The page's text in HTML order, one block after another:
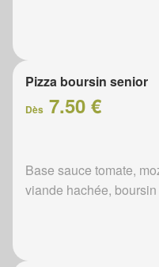
Pizza boursin senior
Dès 7.50 €
Base sauce tomate,
viande hachée, boursin